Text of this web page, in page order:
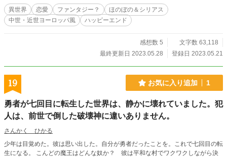
異世界 恋愛 ファンタジー？
ほのぼの＆シリアス
中世・近世ヨーロッパ風
ハッピーエンド
感想数 5
文字数 63,118
最終更新日 2023.05.28
登録日 2023.05.21
19 お気に入り追加 1
勇者が七回目に転生した世界は、静かに壊れていました。犯
人は、前世で倒した破壊神に違いありません。
さんかく ひかる
少年は目覚めた。彼は思い出した。自分が勇者だったことを。これで七回目の転
生になる。 こんどの魔王はどんな奴か？ 彼は平和な村でワクワクしながら決